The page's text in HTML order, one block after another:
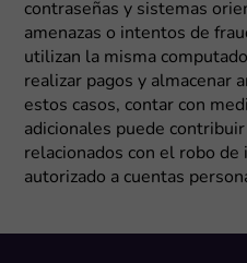
contraseñas y sistemas
amenazas o intentos de
utilizan la misma
realizar pagos y almacenar
estos casos, contar con
adicionales puede
relacionados con el robo de
autorizado a cuentas